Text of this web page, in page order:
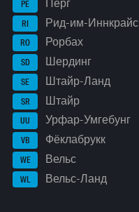
PE Перг
RI Рид-им-Иннкрайс
RO Рорбах
SD Шердинг
SE Штайр-Ланд
SR Штайр
UU Урфар-Умгебунг
VB Фёклабрукк
WE Вельс
WL Вельс-Ланд